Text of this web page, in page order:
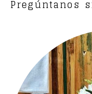
Pregúntanos